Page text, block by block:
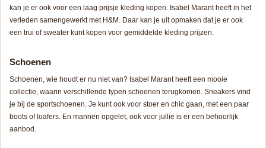
kan je er ook voor een laag prijsje kleding kopen. Isabel Marant heeft in het
verleden samengewerkt met H&M. Daar kan je uit opmaken dat je er ook
een trui of sweater kunt kopen voor gemiddelde kleding prijzen.
Schoenen
Schoenen, wie houdt er nu niet van? Isabel Marant heeft een mooie
collectie, waarin verschillende typen schoenen terugkomen. Sneakers vind
je bij de sportschoenen. Je kunt ook voor stoer en chic gaan, met een paar
boots of loafers. En mannen opgelet, ook voor jullie is er een behoorlijk
aanbod.